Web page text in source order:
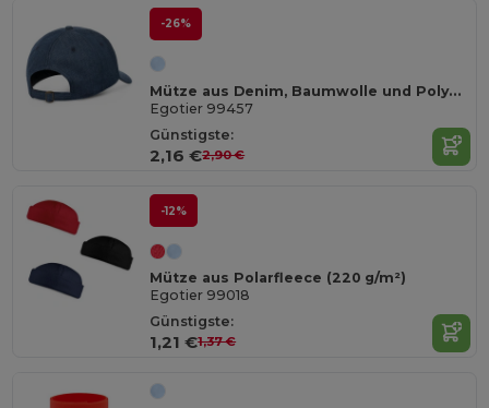
-26%
Mütze aus Denim, Baumwolle und Polyester (300 g/m²)
Egotier 99457
Günstigste:
2,16 €2,90 €
-12%
Mütze aus Polarfleece (220 g/m²)
Egotier 99018
Günstigste:
1,21 €1,37 €